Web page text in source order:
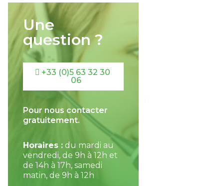
Une
question ?
+33 (0)5 63 32 30
06
Pour nous contacter
gratuitement.
Horaires : du mardi au
vendredi, de 9h à 12h et
de 14h à 17h, samedi
matin, de 9h à 12h